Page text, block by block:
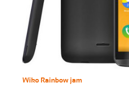
Wiko Rainbow jam